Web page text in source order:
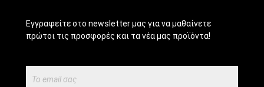
Εγγραφείτε στο newsletter μας για να μαθαίνετε
πρώτοι τις προσφορές και τα νέα μας προϊόντα!